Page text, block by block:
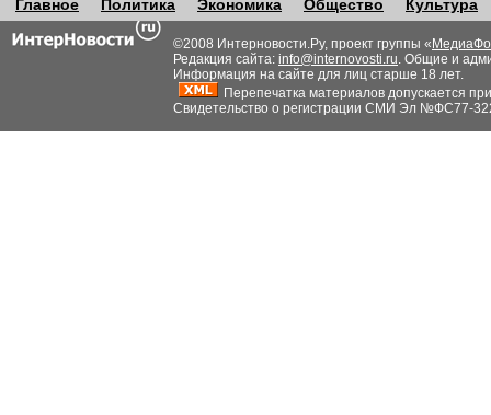
Главное Политика Экономика Общество Культура
©2008 Интерновости.Ру, проект группы «
Редакция сайта: info@internovosti.ru. Общие и
Информация на сайте для лиц старше 18 лет.
Перепечатка материалов допускается
Свидетельство о регистрации СМИ Эл №ФС77-